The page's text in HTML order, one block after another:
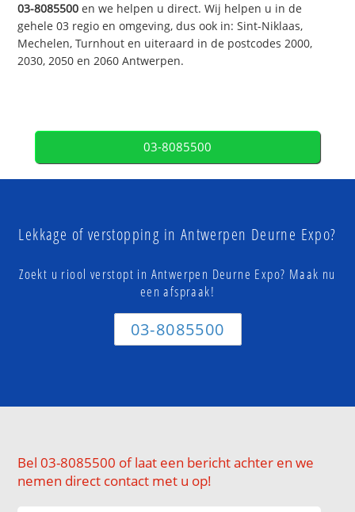
03-8085500 en we helpen u direct. Wij helpen u in de
gehele 03 regio en omgeving, dus ook in: Sint-Niklaas,
Mechelen, Turnhout en uiteraard in de postcodes 2000,
2030, 2050 en 2060 Antwerpen.
03-8085500
Lekkage of verstopping in Antwerpen Deurne Expo?
Zoekt u riool verstopt in Antwerpen Deurne Expo? Maak nu
een afspraak!
03-8085500
Bel 03-8085500 of laat een bericht achter en we
nemen direct contact met u op!